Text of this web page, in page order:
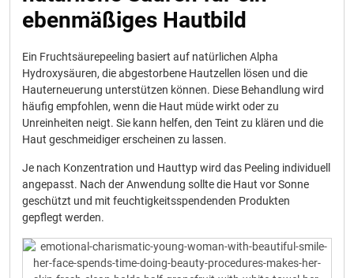
ebenmäßiges Hautbild
Ein Fruchtsäurepeeling basiert auf natürlichen Alpha
Hydroxysäuren, die abgestorbene Hautzellen lösen und die
Hauterneuerung unterstützen können. Diese Behandlung wird
häufig empfohlen, wenn die Haut müde wirkt oder zu
Unreinheiten neigt. Sie kann helfen, den Teint zu klären und die
Haut geschmeidiger erscheinen zu lassen.
Je nach Konzentration und Hauttyp wird das Peeling individuell
angepasst. Nach der Anwendung sollte die Haut vor Sonne
geschützt und mit feuchtigkeitsspendenden Produkten
gepflegt werden.